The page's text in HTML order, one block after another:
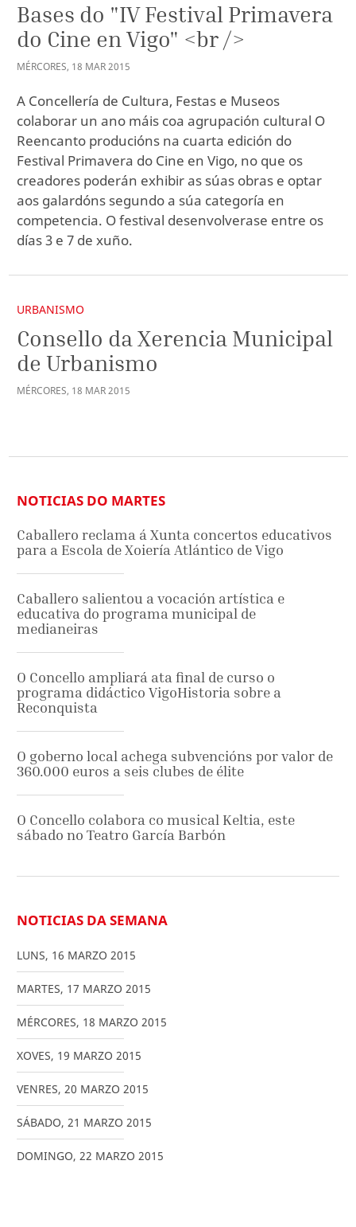
Bases do "IV Festival Primavera
do Cine en Vigo" <br />
MÉRCORES, 18 MAR2015
A Concellería de Cultura, Festas e Museos
colaborar un ano máis coa agrupación cultural O
Reencanto producións na cuarta edición do
Festival Primavera do Cine en Vigo, no que os
creadores poderán exhibir as súas obras e optar
aos galardóns segundo a súa categoría en
competencia. O festival desenvolverase entre os
días 3 e 7 de xuño.
URBANISMO
Consello da Xerencia Municipal
de Urbanismo
MÉRCORES, 18 MAR2015
NOTICIAS DO MARTES
Caballero reclama á Xunta concertos educativos
para a Escola de Xoiería Atlántico de Vigo
Caballero salientou a vocación artística e
educativa do programa municipal de
medianeiras
O Concello ampliará ata final de curso o
programa didáctico VigoHistoria sobre a
Reconquista
O goberno local achega subvencións por valor de
360.000 euros a seis clubes de élite
O Concello colabora co musical Keltia, este
sábado no Teatro García Barbón
NOTICIAS DA SEMANA
LUNS, 16 MARZO 2015
MARTES, 17 MARZO 2015
MÉRCORES, 18 MARZO 2015
XOVES, 19 MARZO 2015
VENRES, 20 MARZO 2015
SÁBADO, 21 MARZO 2015
DOMINGO, 22 MARZO 2015